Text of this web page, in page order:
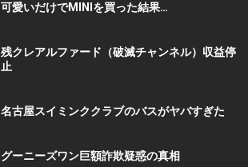
可愛いだけでMINIを買った結果…
残クレアルファード（破滅チャンネル）収益停
止
名古屋スイミンククラブのバスがヤバすぎた
グーニーズワン巨額詐欺疑惑の真相